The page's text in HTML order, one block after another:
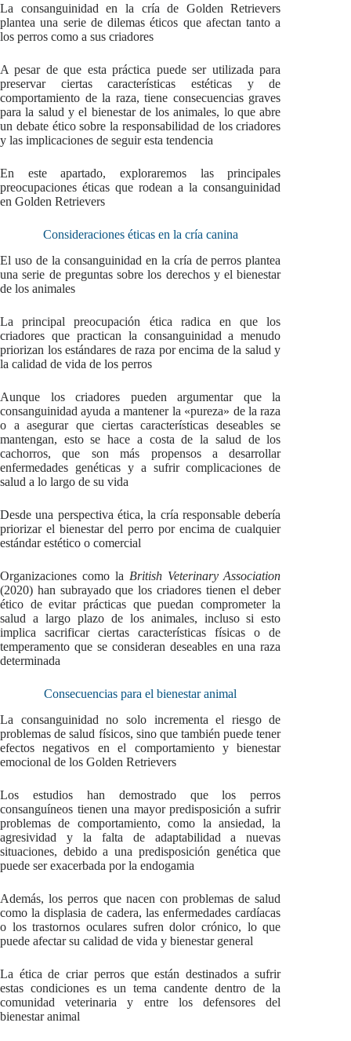
La consanguinidad en la cría de Golden Retrievers
plantea una serie de dilemas éticos que afectan tanto a
los perros como a sus criadores
A pesar de que esta práctica puede ser utilizada para
preservar ciertas características estéticas y de
comportamiento de la raza, tiene consecuencias graves
para la salud y el bienestar de los animales, lo que abre
un debate ético sobre la responsabilidad de los criadores
y las implicaciones de seguir esta tendencia
En este apartado, exploraremos las principales
preocupaciones éticas que rodean a la consanguinidad
en Golden Retrievers
Consideraciones éticas en la cría canina
El uso de la consanguinidad en la cría de perros plantea
una serie de preguntas sobre los derechos y el bienestar
de los animales
La principal preocupación ética radica en que los
criadores que practican la consanguinidad a menudo
priorizan los estándares de raza por encima de la salud y
la calidad de vida de los perros
Aunque los criadores pueden argumentar que la
consanguinidad ayuda a mantener la «pureza» de la raza
o a asegurar que ciertas características deseables se
mantengan, esto se hace a costa de la salud de los
cachorros, que son más propensos a desarrollar
enfermedades genéticas y a sufrir complicaciones de
salud a lo largo de su vida
Desde una perspectiva ética, la cría responsable debería
priorizar el bienestar del perro por encima de cualquier
estándar estético o comercial
Organizaciones como la British Veterinary Association
(2020) han subrayado que los criadores tienen el deber
ético de evitar prácticas que puedan comprometer la
salud a largo plazo de los animales, incluso si esto
implica sacrificar ciertas características físicas o de
temperamento que se consideran deseables en una raza
determinada
Consecuencias para el bienestar animal
La consanguinidad no solo incrementa el riesgo de
problemas de salud físicos, sino que también puede tener
efectos negativos en el comportamiento y bienestar
emocional de los Golden Retrievers
Los estudios han demostrado que los perros
consanguíneos tienen una mayor predisposición a sufrir
problemas de comportamiento, como la ansiedad, la
agresividad y la falta de adaptabilidad a nuevas
situaciones, debido a una predisposición genética que
puede ser exacerbada por la endogamia
Además, los perros que nacen con problemas de salud
como la displasia de cadera, las enfermedades cardíacas
o los trastornos oculares sufren dolor crónico, lo que
puede afectar su calidad de vida y bienestar general
La ética de criar perros que están destinados a sufrir
estas condiciones es un tema candente dentro de la
comunidad veterinaria y entre los defensores del
bienestar animal